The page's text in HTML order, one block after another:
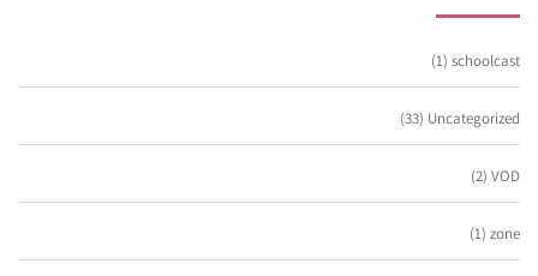
schoolcast
(1)
Uncategorized
(33)
VOD
(2)
zone
(1)